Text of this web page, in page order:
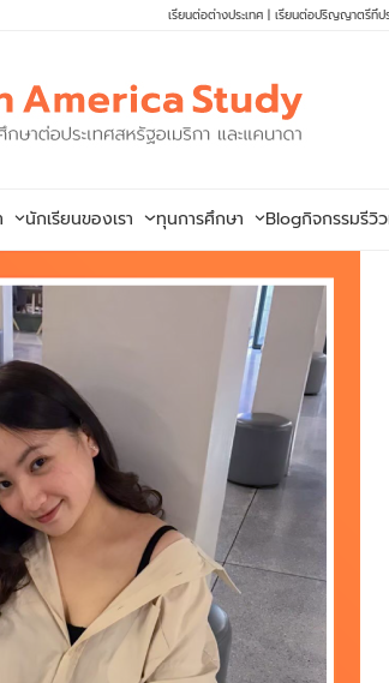
เรียนต่อต่างประเทศ| เรียนต่อปริญญาตรีที่ปร
นักเรียนของเรา ทุนการศึกษา Blogกิจกรรมรีวิ